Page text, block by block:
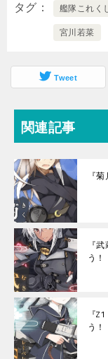
タグ 艦隊これく
宮川若菜
Tweet
関連記事
『
『
う！
『
う！